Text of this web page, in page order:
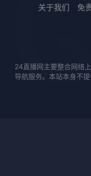
关于我们 免
24直播网主要整合网络
导航服务。本站本身不